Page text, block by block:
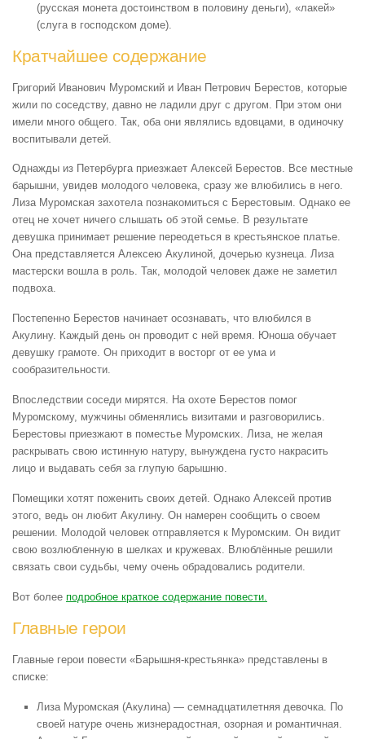
(русская монета достоинством в половину деньги), «лакей»
(слуга в господском доме).
Кратчайшее содержание
Григорий Иванович Муромский и Иван Петрович Берестов, которые
жили по соседству, давно не ладили друг с другом. При этом они
имели много общего. Так, оба они являлись вдовцами, в одиночку
воспитывали детей.
Однажды из Петербурга приезжает Алексей Берестов. Все местные
барышни, увидев молодого человека, сразу же влюбились в него.
Лиза Муромская захотела познакомиться с Берестовым. Однако ее
отец не хочет ничего слышать об этой семье. В результате
девушка принимает решение переодеться в крестьянское платье.
Она представляется Алексею Акулиной, дочерью кузнеца. Лиза
мастерски вошла в роль. Так, молодой человек даже не заметил
подвоха.
Постепенно Берестов начинает осознавать, что влюбился в
Акулину. Каждый день он проводит с ней время. Юноша обучает
девушку грамоте. Он приходит в восторг от ее ума и
сообразительности.
Впоследствии соседи мирятся. На охоте Берестов помог
Муромскому, мужчины обменялись визитами и разговорились.
Берестовы приезжают в поместье Муромских. Лиза, не желая
раскрывать свою истинную натуру, вынуждена густо накрасить
лицо и выдавать себя за глупую барышню.
Помещики хотят поженить своих детей. Однако Алексей против
этого, ведь он любит Акулину. Он намерен сообщить о своем
решении. Молодой человек отправляется к Муромским. Он видит
свою возлюбленную в шелках и кружевах. Влюблённые решили
связать свои судьбы, чему очень обрадовались родители.
Вот более подробное краткое содержание повести.
Главные герои
Главные герои повести «Барышня-крестьянка» представлены в
списке:
Лиза Муромская (Акулина) — семнадцатилетняя девочка. По
своей натуре очень жизнерадостная, озорная и романтичная.